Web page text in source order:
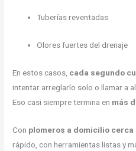
Tuberías reventadas
Olores fuertes del drenaje
En estos casos, cada segundo
intentar arreglarlo solo o llamar a
Eso casi siempre termina en más
Con plomeros a domicilio cerca
rápido, con herramientas listas y